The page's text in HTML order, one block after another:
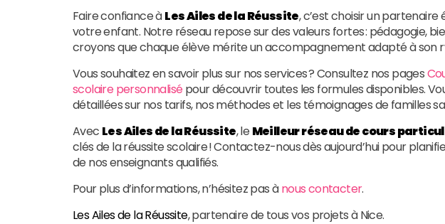
Faire confiance àLes Ailes de la Réussite, c’est choisir un
votre enfant. Notre réseau repose sur des valeurs fortes : pédagogie,
croyons que chaque élève mérite un accompagnement adapté à son
Vous souhaitez en savoir plus sur nos services ? Consultez nos pages
scolaire personnalisé pour découvrir toutes les formules disponibles.
détaillées sur nos tarifs, nos méthodes et les témoignages de familles
Avec Les Ailes de la Réussite, le Meilleur réseau de cours
clés de la réussite scolaire ! Contactez-nous dès aujourd’hui pour
de nos enseignants qualifiés.
Pour plus d’informations, n’hésitez pas ànous contacter.
Les Ailes de la Réussite, partenaire de tous vos projets à Nice.